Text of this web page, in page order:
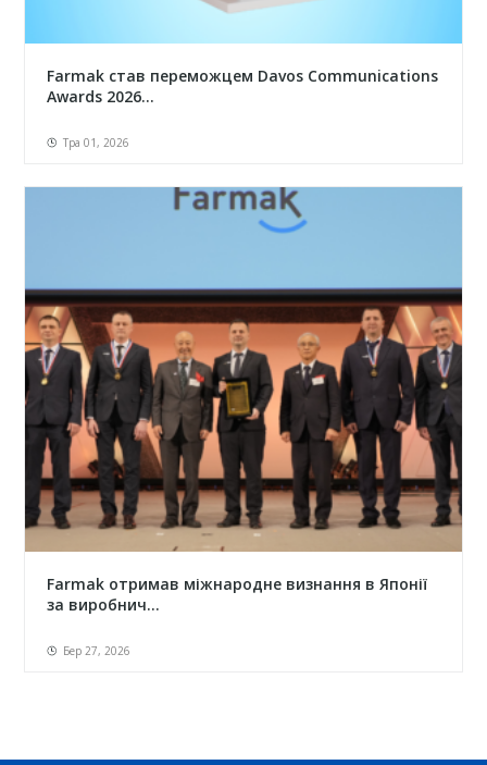
Farmak став переможцем Davos Communications
Awards 2026...
Тра 01, 2026
Farmak отримав міжнародне визнання в Японії
за виробнич...
Бер 27, 2026